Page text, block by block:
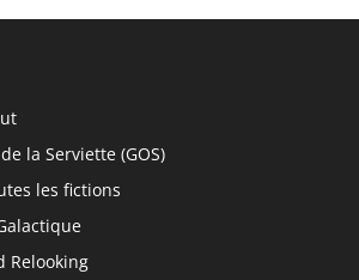
la Serviette (GOS)
les fictions
Relooking